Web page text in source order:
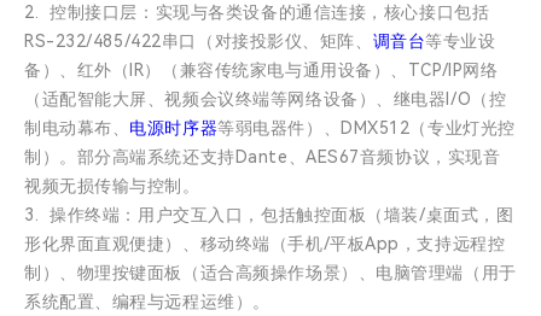
2. 控制接口层：实现与各类设备的通信连接，核心接口包括
RS-232/485/422串口（对接投影仪、矩阵、 调音台等专业设
备）、红外（IR）（兼容传统家电与通用设备）、TCP/IP网络
（适配智能大屏、视频会议终端等网络设备）、继电器I/O（控
制电动幕布、 电源时序器等弱电器件）、DMX512（专业灯光控
制）。部分高端系统还支持Dante、AES67音频协议，实现音
视频无损传输与控制。
3. 操作终端：用户交互入口，包括触控面板（墙装/桌面式，图
形化界面直观便捷）、移动终端（手机/平板App，支持远程控
制）、物理按键面板（适合高频操作场景）、电脑管理端（用于
系统配置、编程与远程运维）。